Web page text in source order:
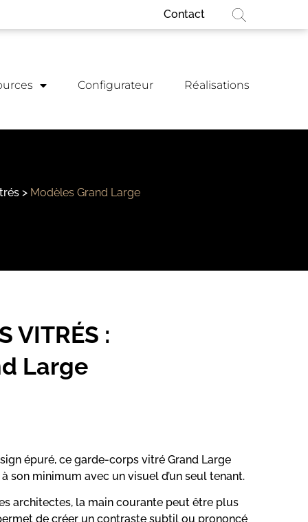
Contact
Configurateur Réalisations
> Modèles Grand Large
VITRÉS :
Large
épuré, ce garde-corps vitré Grand Large
son minimum avec un visuel d’un seul tenant.
architectes, la main courante peut être plus
de créer un contraste subtil ou prononcé